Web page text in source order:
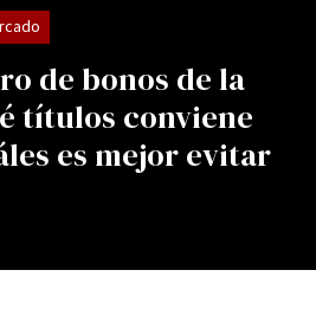
de bonos de la
títulos conviene
es mejor evitar